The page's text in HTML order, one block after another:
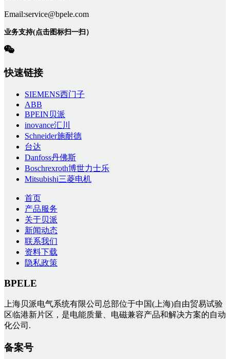
Email:service@bpele.com
业务支持(点击图标扫一扫）
快速链接
SIEMENS西门子
ABB
BPEIN贝派
inovance汇川
Schneider施耐德
台达
Danfoss丹佛斯
Boschrexroth博世力士乐
Mitsubishi三菱电机
首页
产品服务
关于贝派
新闻动态
联系我们
资料下载
隐私政策
BPELE
上海贝派电气系统有限公司总部位于中国(上海)自由贸易试验
区临港新片区，是电能质量、电磁兼容产品和解决方案的自动
化公司.
备案号